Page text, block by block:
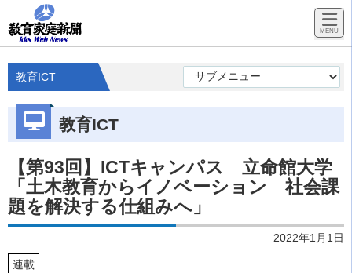
教育ICT
教育ICT
【第93回】ICTキャンパス 立命館大学
「土木教育からイノベーション 社会課
題を解決する仕組みへ」
2022年1月1日
連載